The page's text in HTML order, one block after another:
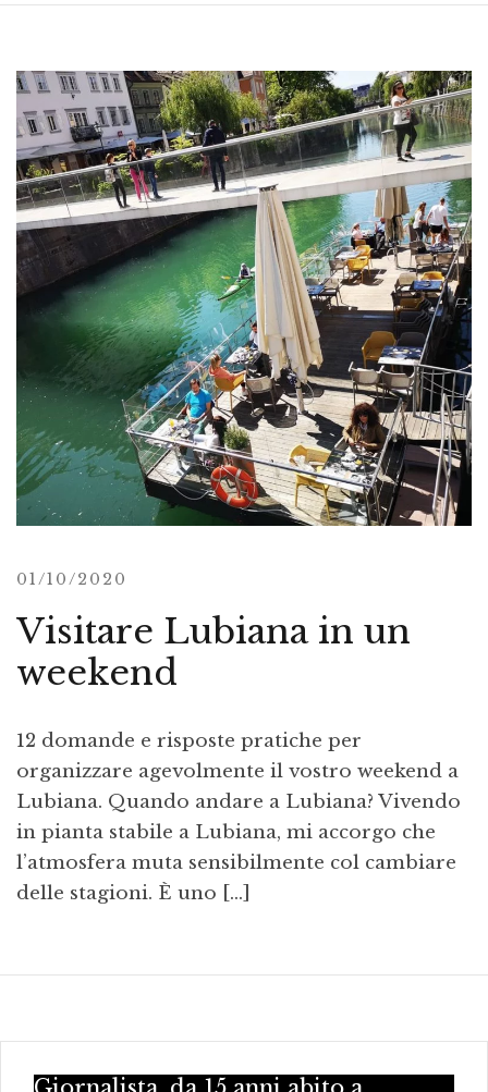
01/10/2020
Visitare Lubiana in un
weekend
12 domande e risposte pratiche per
organizzare agevolmente il vostro weekend a
Lubiana. Quando andare a Lubiana? Vivendo
in pianta stabile a Lubiana, mi accorgo che
l’atmosfera muta sensibilmente col cambiare
delle stagioni. È uno […]